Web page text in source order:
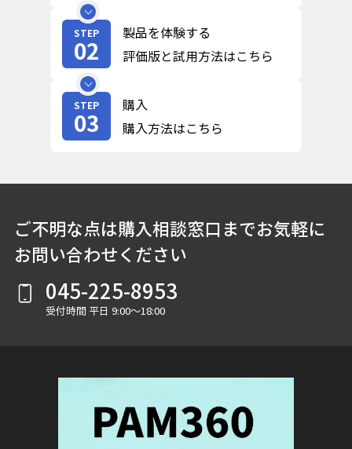
STEP
02
製品を体験する
評価版と試用方法はこちら
STEP
03
購入
購入方法はこちら
ご不明な点は購入相談窓口までお気軽に
お問い合わせください
045-225-8953
受付時間 平日 9:00～18:00